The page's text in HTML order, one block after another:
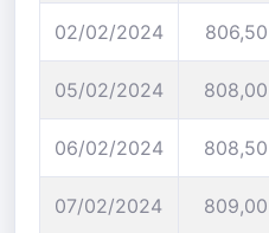
02/02/2024 806,50
05/02/2024 808,00
06/02/2024 808,50
07/02/2024 809,00